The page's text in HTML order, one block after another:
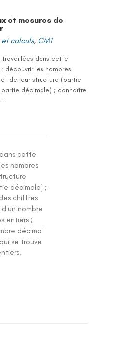
et mesures de
et calculs, CM1
travaillées dans cette
découvrir les nombres
de leur structure (partie
décimale) ; connaître
cette
nombres
décimale) ;
chiffres
nombre
entiers ;
décimal
se trouve